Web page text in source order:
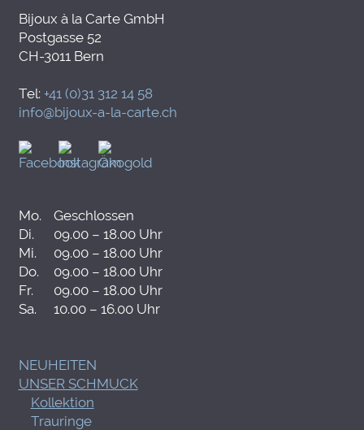
Bijoux à la Carte GmbH
Postgasse 52
CH-3011 Bern
Tel: +41 (0)31 312 14 58
info@bijoux-a-la-carte.ch
Mo.
Geschlossen
Di.
09.00 – 18.00 Uhr
Mi.
09.00 – 18.00 Uhr
Do.
09.00 – 18.00 Uhr
Fr.
09.00 – 18.00 Uhr
Sa.
10.00 – 16.00 Uhr
NEUHEITEN
UNSER SCHMUCK
Kollektion
Trauringe